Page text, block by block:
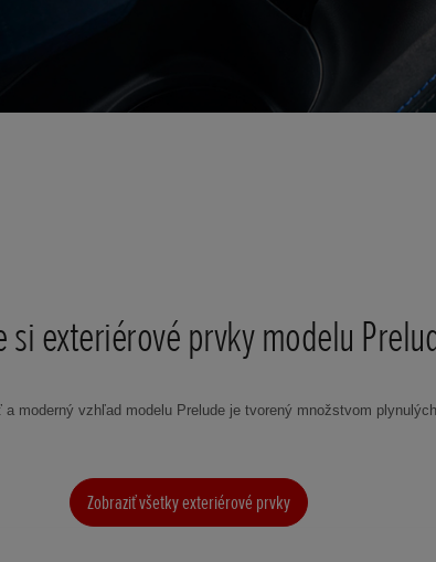
si exteriérové prvky modelu
a moderný vzhľad modelu Prelude je tvorený množstvom
Zobraziť všetky exteriérové prvky